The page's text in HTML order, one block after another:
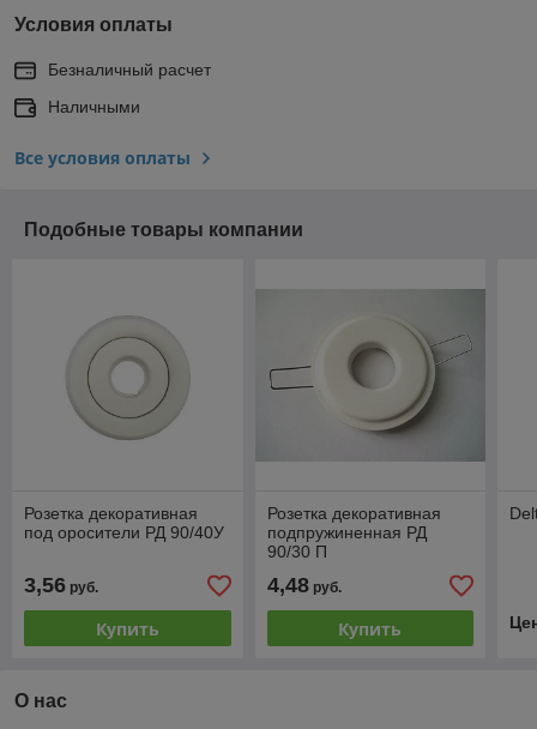
Условия оплаты
Безналичный расчет
Наличными
Все условия оплаты
Подобные товары компании
Розетка декоративная
под оросители РД 90/40У
3,56 руб.
Купить
Розетка декоративная
подпружиненная РД
90/30 П
4,48руб.
Купить
О нас